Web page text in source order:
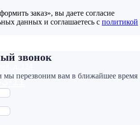
заказ», вы даете согласие
данных и соглашаетесь c политикой
звонок
мы перезвоним вам в ближайшее время